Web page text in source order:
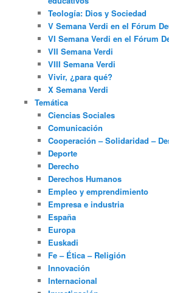
Teología: Dios y Sociedad
V Semana Verdi en el Fórum
VI Semana Verdi en el Fórum
VII Semana Verdi
VIII Semana Verdi
Vivir, ¿para qué?
X Semana Verdi
Temática
Ciencias Sociales
Comunicación
Cooperación – Solidaridad –
Deporte
Derecho
Derechos Humanos
Empleo y emprendimiento
Empresa e industria
España
Europa
Euskadi
Fe – Ética – Religión
Innovación
Internacional